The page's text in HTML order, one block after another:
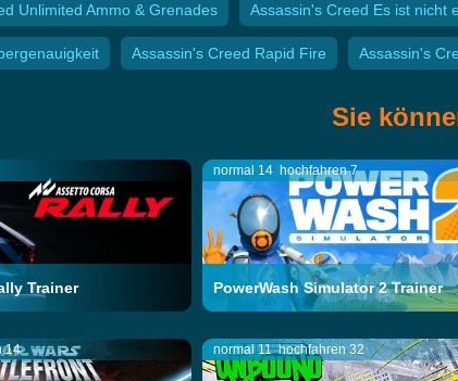
Unlimited Ammo & Grenades Assassin's Creed Es ist nicht
Assassin's Creed Rapid Fire Assassin's
Sie
Trainer
normal 14 hochfahren 7
PowerWash Simulator 2 Trainer
14 normal 11 hochfahren 32